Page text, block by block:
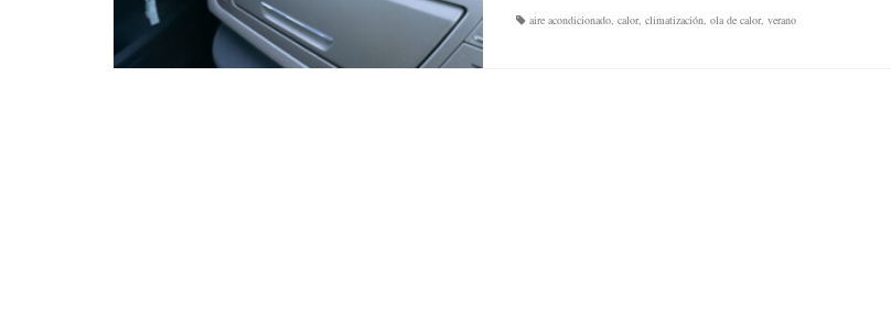
aire acondicionado, calor, climatización, ola de calor, verano